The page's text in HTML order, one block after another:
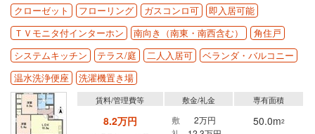
クローゼット
フローリング ガスコンロ可
即入居可能
ＴＶモニタ付インターホン
南向き（南東・南西含む）
角住戸
システムキッチン
テラス/庭 二人入居可
ベランダ・バルコニー
温水洗浄便座
洗濯機置き場
賃料/管理費等
8.2万円
敷金/礼金
敷
2万円
専有面積
50.0m2